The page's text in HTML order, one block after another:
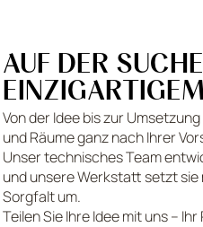
AUF DER
Von der Idee bis zur
und Räume ganz nach Ihrer
Unser technisches Team
und unsere Werkstatt setzt
Sorgfalt um.
Teilen Sie Ihre Idee mit uns –